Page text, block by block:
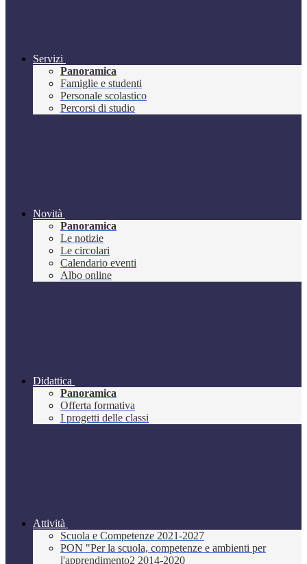
Servizi
Panoramica
Famiglie e studenti
Personale scolastico
Percorsi di studio
Novità
Panoramica
Le notizie
Le circolari
Calendario eventi
Albo online
Didattica
Panoramica
Offerta formativa
I progetti delle classi
Attività
Scuola e Competenze 2021-2027
PON "Per la scuola, competenze e ambienti per
l'apprendimento2 2014-2020